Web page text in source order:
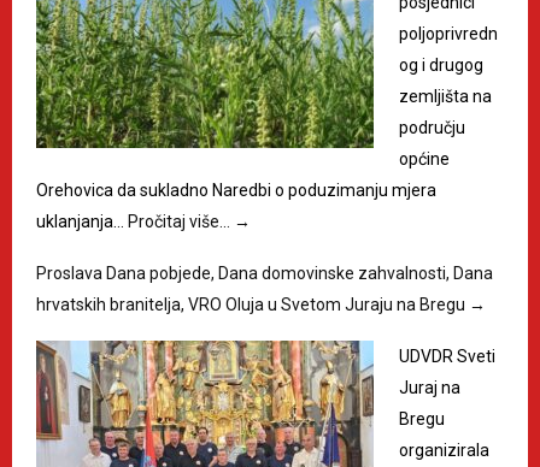
poljoprivredn
og i drugog
zemljišta na
području
općine
Orehovica da sukladno Naredbi o poduzimanju mjera
uklanjanja… Pročitaj više… →
Proslava Dana pobjede, Dana domovinske zahvalnosti, Dana
hrvatskih branitelja, VRO Oluja u Svetom Juraju na Bregu →
UDVDR Sveti
Juraj na
Bregu
organizirala